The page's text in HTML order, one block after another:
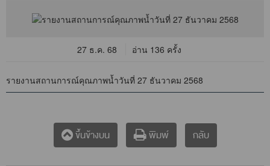
27 ธ.ค. 68 อ่าน 136 ครั้ง
รายงานสถานการณ์คุณภาพน้ำวันที่ 27 ธันวาคม 2568
ขึ้นข้างบน พิมพ์ กลับ